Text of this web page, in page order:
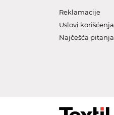
Reklamacije
Uslovi korišćenja
Najčešća pitanja